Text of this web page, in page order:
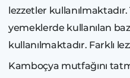
lezzetler
yemeklerde kullanılan
kullanılmaktadır. Farklı
Kamboçya mutfağını